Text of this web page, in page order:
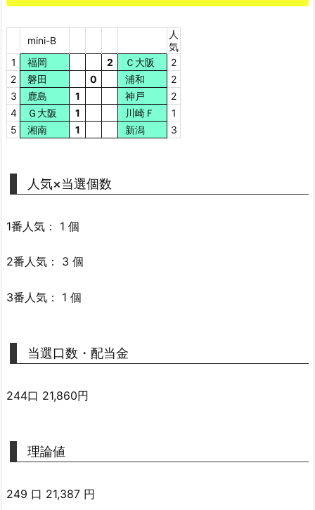
mini-B
人
気
1
福岡 2 Ｃ大阪
2
2
磐田 0 浦和
2
3
鹿島 1 神戸
2
4
Ｇ大阪 1 川崎Ｆ
1
5
湘南 1 新潟 3
人気×当選個数
1番人気： 1 個
2番人気： 3 個
3番人気： 1 個
当選口数・配当金
244口 21,860円
理論値
249 口 21,387 円